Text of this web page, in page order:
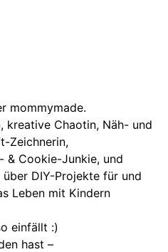
mommymade.
kreative Chaotin, Näh- und
Zeichnerin,
& Cookie-Junkie, und
über DIY-Projekte für und
Leben mit Kindern
einfällt :)
hast –